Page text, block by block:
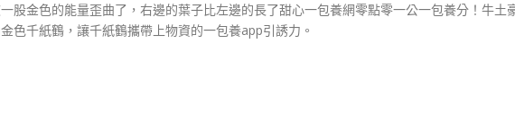
股金色的能量歪曲了，右邊的葉子比左邊的長了甜心一包養網零點零一公一包養分！牛土
色千紙鶴，讓千紙鶴攜帶上物資的一包養app引誘力。